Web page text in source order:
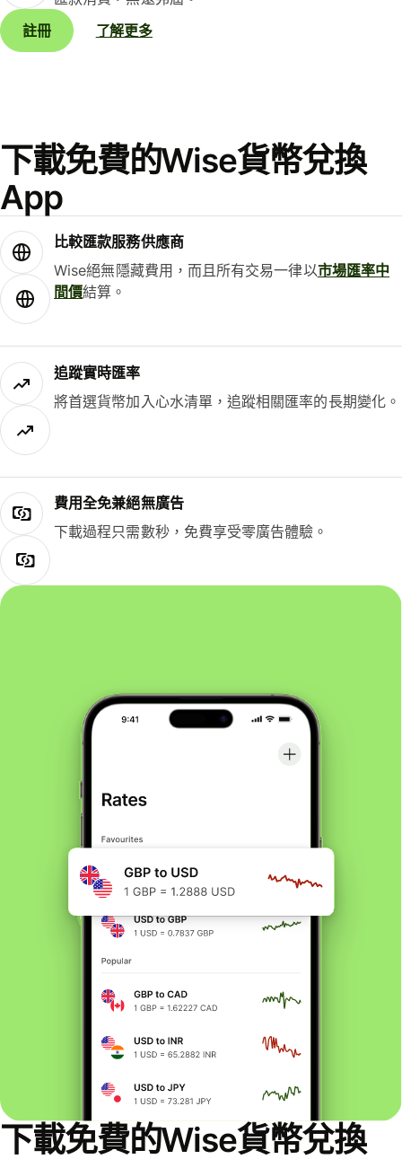
註冊
了解更多
下載免費的Wise貨幣兌換
App
比較匯款服務供應商
Wise絕無隱藏費用，而且所有交易一律以市場匯率中
間價結算。
追蹤實時匯率
將首選貨幣加入心水清單，追蹤相關匯率的長期變化。
費用全免兼絕無廣告
下載過程只需數秒，免費享受零廣告體驗。
下載免費的Wise貨幣兌換